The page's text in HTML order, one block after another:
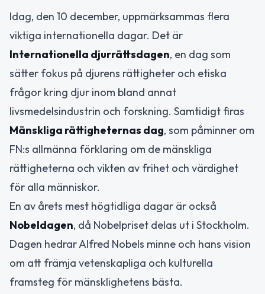
Idag, den 10 december, uppmärksammas flera
viktiga internationella dagar. Det är
Internationella djurrättsdagen, en dag som
sätter fokus på djurens rättigheter och etiska
frågor kring djur inom bland annat
livsmedelsindustrin och forskning. Samtidigt firas
Mänskliga rättigheternas dag, som påminner om
FN:s allmänna förklaring om de mänskliga
rättigheterna och vikten av frihet och värdighet
för alla människor.
En av årets mest högtidliga dagar är också
Nobeldagen, då Nobelpriset delas ut i Stockholm.
Dagen hedrar Alfred Nobels minne och hans vision
om att främja vetenskapliga och kulturella
framsteg för mänsklighetens bästa.